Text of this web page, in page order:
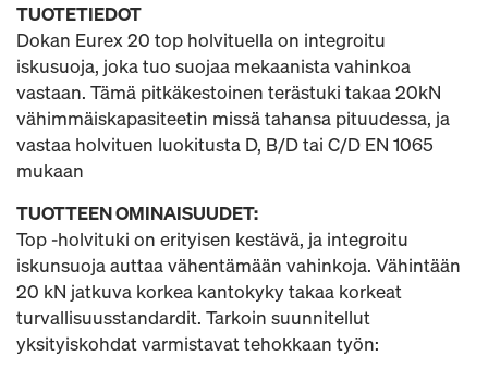
TUOTETIEDOT
Dokan Eurex 20 top holvituella on integroitu
iskusuoja, joka tuo suojaa mekaanista vahinkoa
vastaan. Tämä pitkäkestoinen terästuki takaa 20kN
vähimmäiskapasiteetin missä tahansa pituudessa, ja
vastaa holvituen luokitusta D, B/D tai C/D EN 1065
mukaan
TUOTTEEN OMINAISUUDET:
Top -holvituki on erityisen kestävä, ja integroitu
iskunsuoja auttaa vähentämään vahinkoja. Vähintään
20 kN jatkuva korkea kantokyky takaa korkeat
turvallisuusstandardit. Tarkoin suunnitellut
yksityiskohdat varmistavat tehokkaan työn: